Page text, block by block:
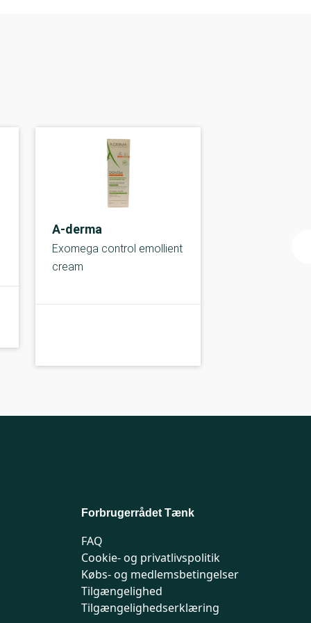
A-derma
Exomega control emollient
cream
Forbrugerrådet Tænk
FAQ
Cookie- og privatlivspolitik
Købs- og medlemsbetingelser
Tilgængelighed
Tilgængelighedserklæring